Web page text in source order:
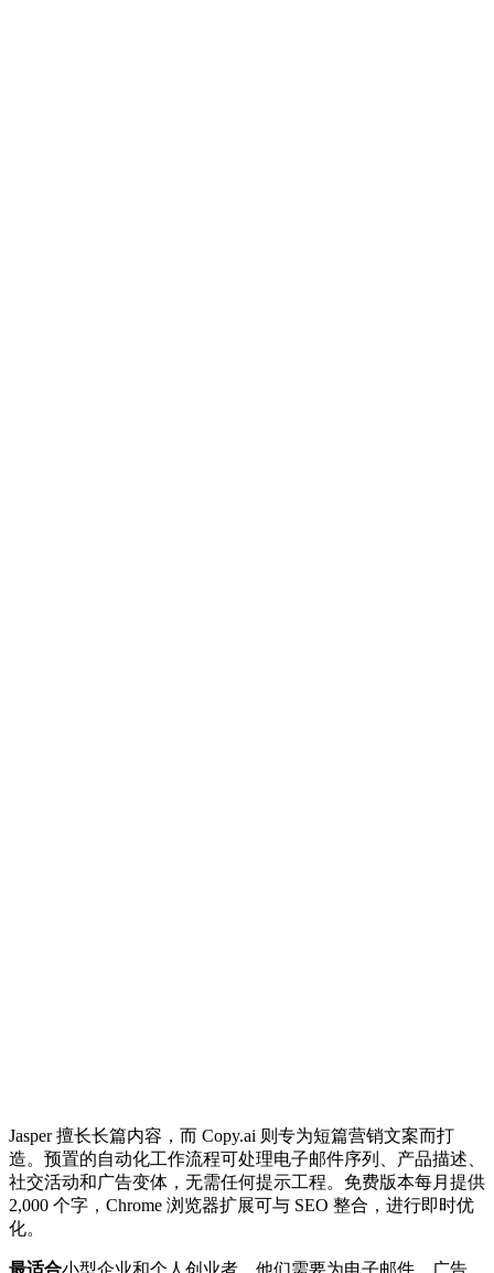
Jasper 擅长长篇内容，而 Copy.ai 则专为短篇营销文案而打
造。预置的自动化工作流程可处理电子邮件序列、产品描述、
社交活动和广告变体，无需任何提示工程。免费版本每月提供
2,000 个字，Chrome 浏览器扩展可与 SEO 整合，进行即时优
化。
最适合小型企业和个人创业者，他们需要为电子邮件、广告、